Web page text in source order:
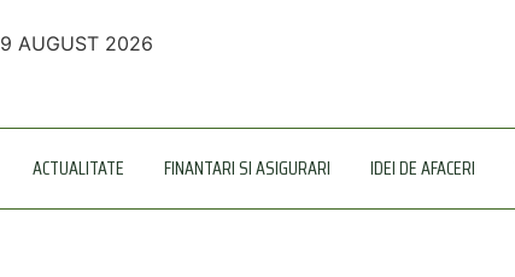
9 AUGUST 2026
ACTUALITATE FINANTARI SI ASIGURARI IDEI DE AFACERI